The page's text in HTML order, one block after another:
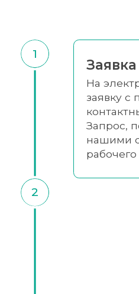
Заявка
На
заявку с
Запрос,
нашими
1
2